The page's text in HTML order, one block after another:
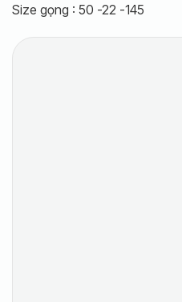
Size gọng : 50 -22 -145